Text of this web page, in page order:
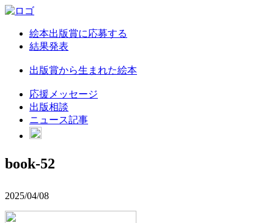
絵本出版賞に応募する
結果発表
出版賞から生まれた絵本
応援メッセージ
出版相談
ニュース記事
book-52
2025/04/08